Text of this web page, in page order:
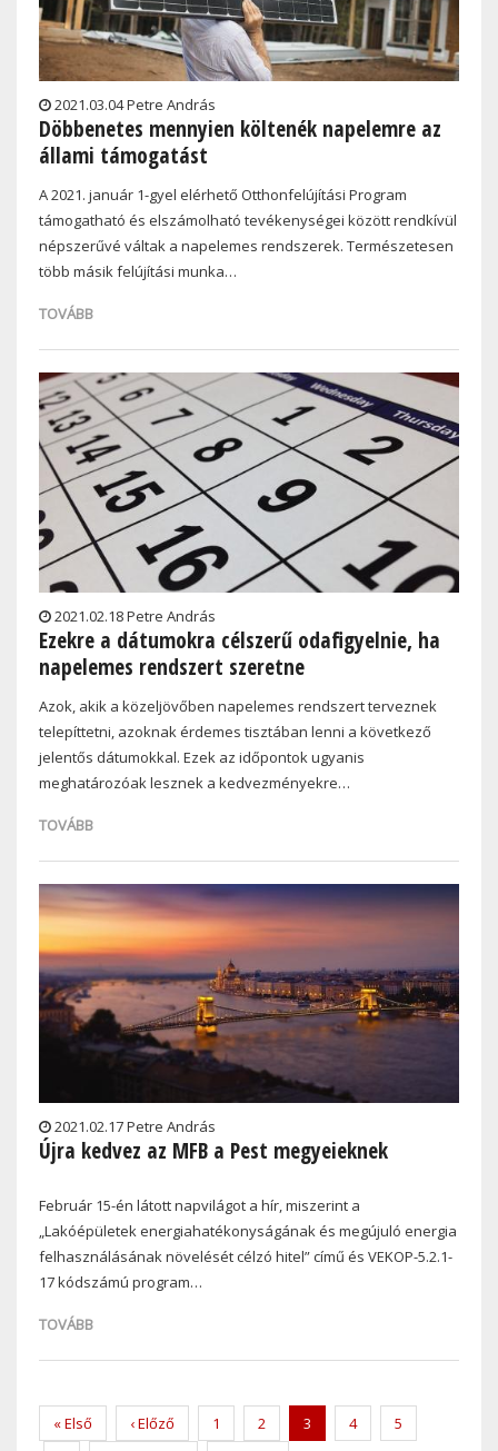
2021.03.04 Petre András
Döbbenetes mennyien költenék napelemre az
állami támogatást
A 2021. január 1-gyel elérhető Otthonfelújítási Program
támogatható és elszámolható tevékenységei között rendkívül
népszerűvé váltak a napelemes rendszerek. Természetesen
több másik felújítási munka…
TOVÁBB
2021.02.18 Petre András
Ezekre a dátumokra célszerű odafigyelnie, ha
napelemes rendszert szeretne
Azok, akik a közeljövőben napelemes rendszert terveznek
telepíttetni, azoknak érdemes tisztában lenni a következő
jelentős dátumokkal. Ezek az időpontok ugyanis
meghatározóak lesznek a kedvezményekre…
TOVÁBB
2021.02.17 Petre András
Újra kedvez az MFB a Pest megyeieknek
Február 15-én látott napvilágot a hír, miszerint a
„Lakóépületek energiahatékonyságának és megújuló energia
felhasználásának növelését célzó hitel” című és VEKOP-5.2.1-
17 kódszámú program…
TOVÁBB
Pagination
First
page
« Első
Previous
page
‹ Előző Page
1 Page
2
Current
page
3 Page
4 Page
5